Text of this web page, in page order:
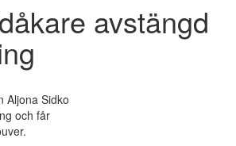
avstängd
Aljona Sidko
och får